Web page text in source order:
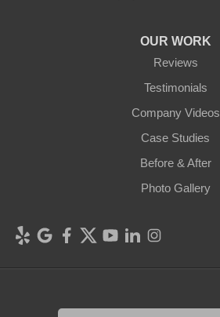
OUR WORK
Reviews
Testimonials
Company Videos
Case Studies
Before & After
Photo Gallery